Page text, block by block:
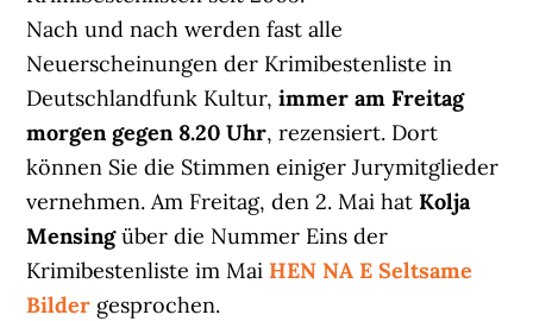
Nach und nach werden fast alle
Neuerscheinungen der Krimibestenliste in
Deutschlandfunk Kultur,immer am Freitag
morgen gegen 8.20 Uhr, rezensiert. Dort
können Sie die Stimmen einiger Jurymitglieder
vernehmen. Am Freitag, den 2. Mai hatKolja
Mensingüber die Nummer Eins der
Krimibestenliste im Mai HEN NA E Seltsame
Bilder gesprochen.